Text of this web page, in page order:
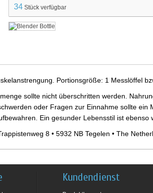
34 Stück verfügbar
Portionsgröße: 1 Messlöffel
sollte nicht überschritten werden.
oder Fragen zur Einnahme sollte
Ein gesunder Lebensstil ist ebenso
8 • 5932 NB Tegelen • The
Kundendienst